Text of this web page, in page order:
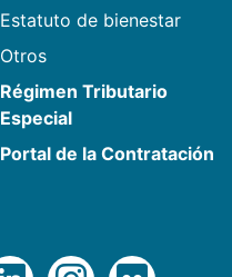
Estatuto de bienestar
Otros
Régimen Tributario
Especial
Portal de la Contratación